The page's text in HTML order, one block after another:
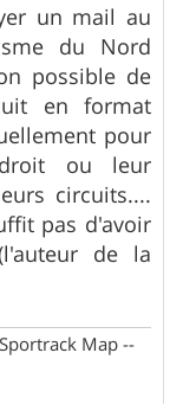
un mail au
du Nord
possible de
en format
pour
ou leur
circuits....
pas d'avoir
de la
Map --